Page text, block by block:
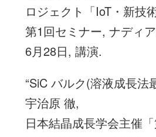
ロジェクト「IoT・新技
第1回セミナー, ナディ
6月28日, 講演.
“SiC バルク(溶液成長法
宇治原 徹,
日本結晶成長学会主催